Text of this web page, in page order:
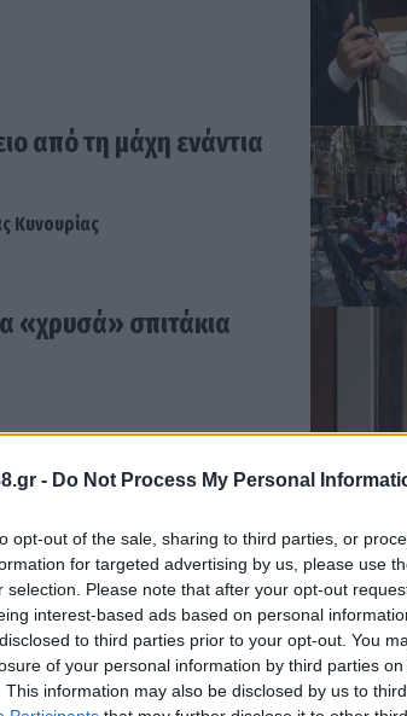
- Do Not Process My Personal
opt-out of the sale, sharing to third parties, or
for targeted advertising by us, please use
selection. Please note that after your opt-out
interest-based ads based on personal
to third parties prior to your opt-out. You
of your personal information by third parties on
This information may also be disclosed by us to
από τη μάχη ενάντια
Κυνουρίας
«χρυσά» σπιτάκια
τους δρόμους που της